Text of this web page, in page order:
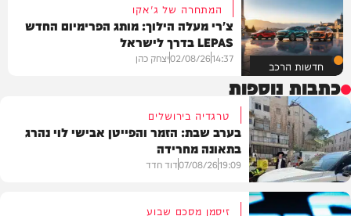
חדשות הרכב
המתחרה של ג'אקו
צ'רי מעלה הילוך: מותג הפרימיום החדש
LEPAS בדרך לישראל
14:37
02/08/26יצחק כהן
כתבות נוספות
טרגדיה בירושלים
בערב שבת: הזמר והפייטן אבישי לוי נהרג
בתאונה מחרידה
19:09
07/08/26דוד חדד
זיסמן מסכם שבוע